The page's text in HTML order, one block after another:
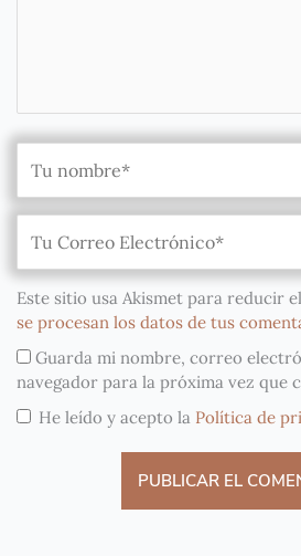
Este sitio usa Akismet para reducir
se procesan los datos de tus
Guarda mi nombre, correo
navegador para la próxima vez que
He leído y acepto la Política de